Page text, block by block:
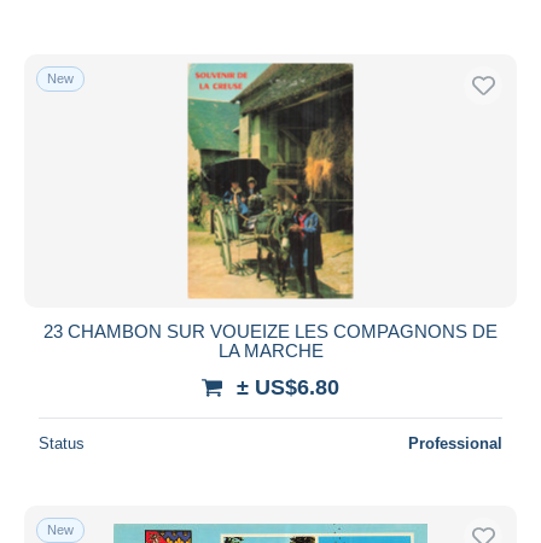
New
23 CHAMBON SUR VOUEIZE LES COMPAGNONS DE
LA MARCHE
± US$6.80
Status Professional
New